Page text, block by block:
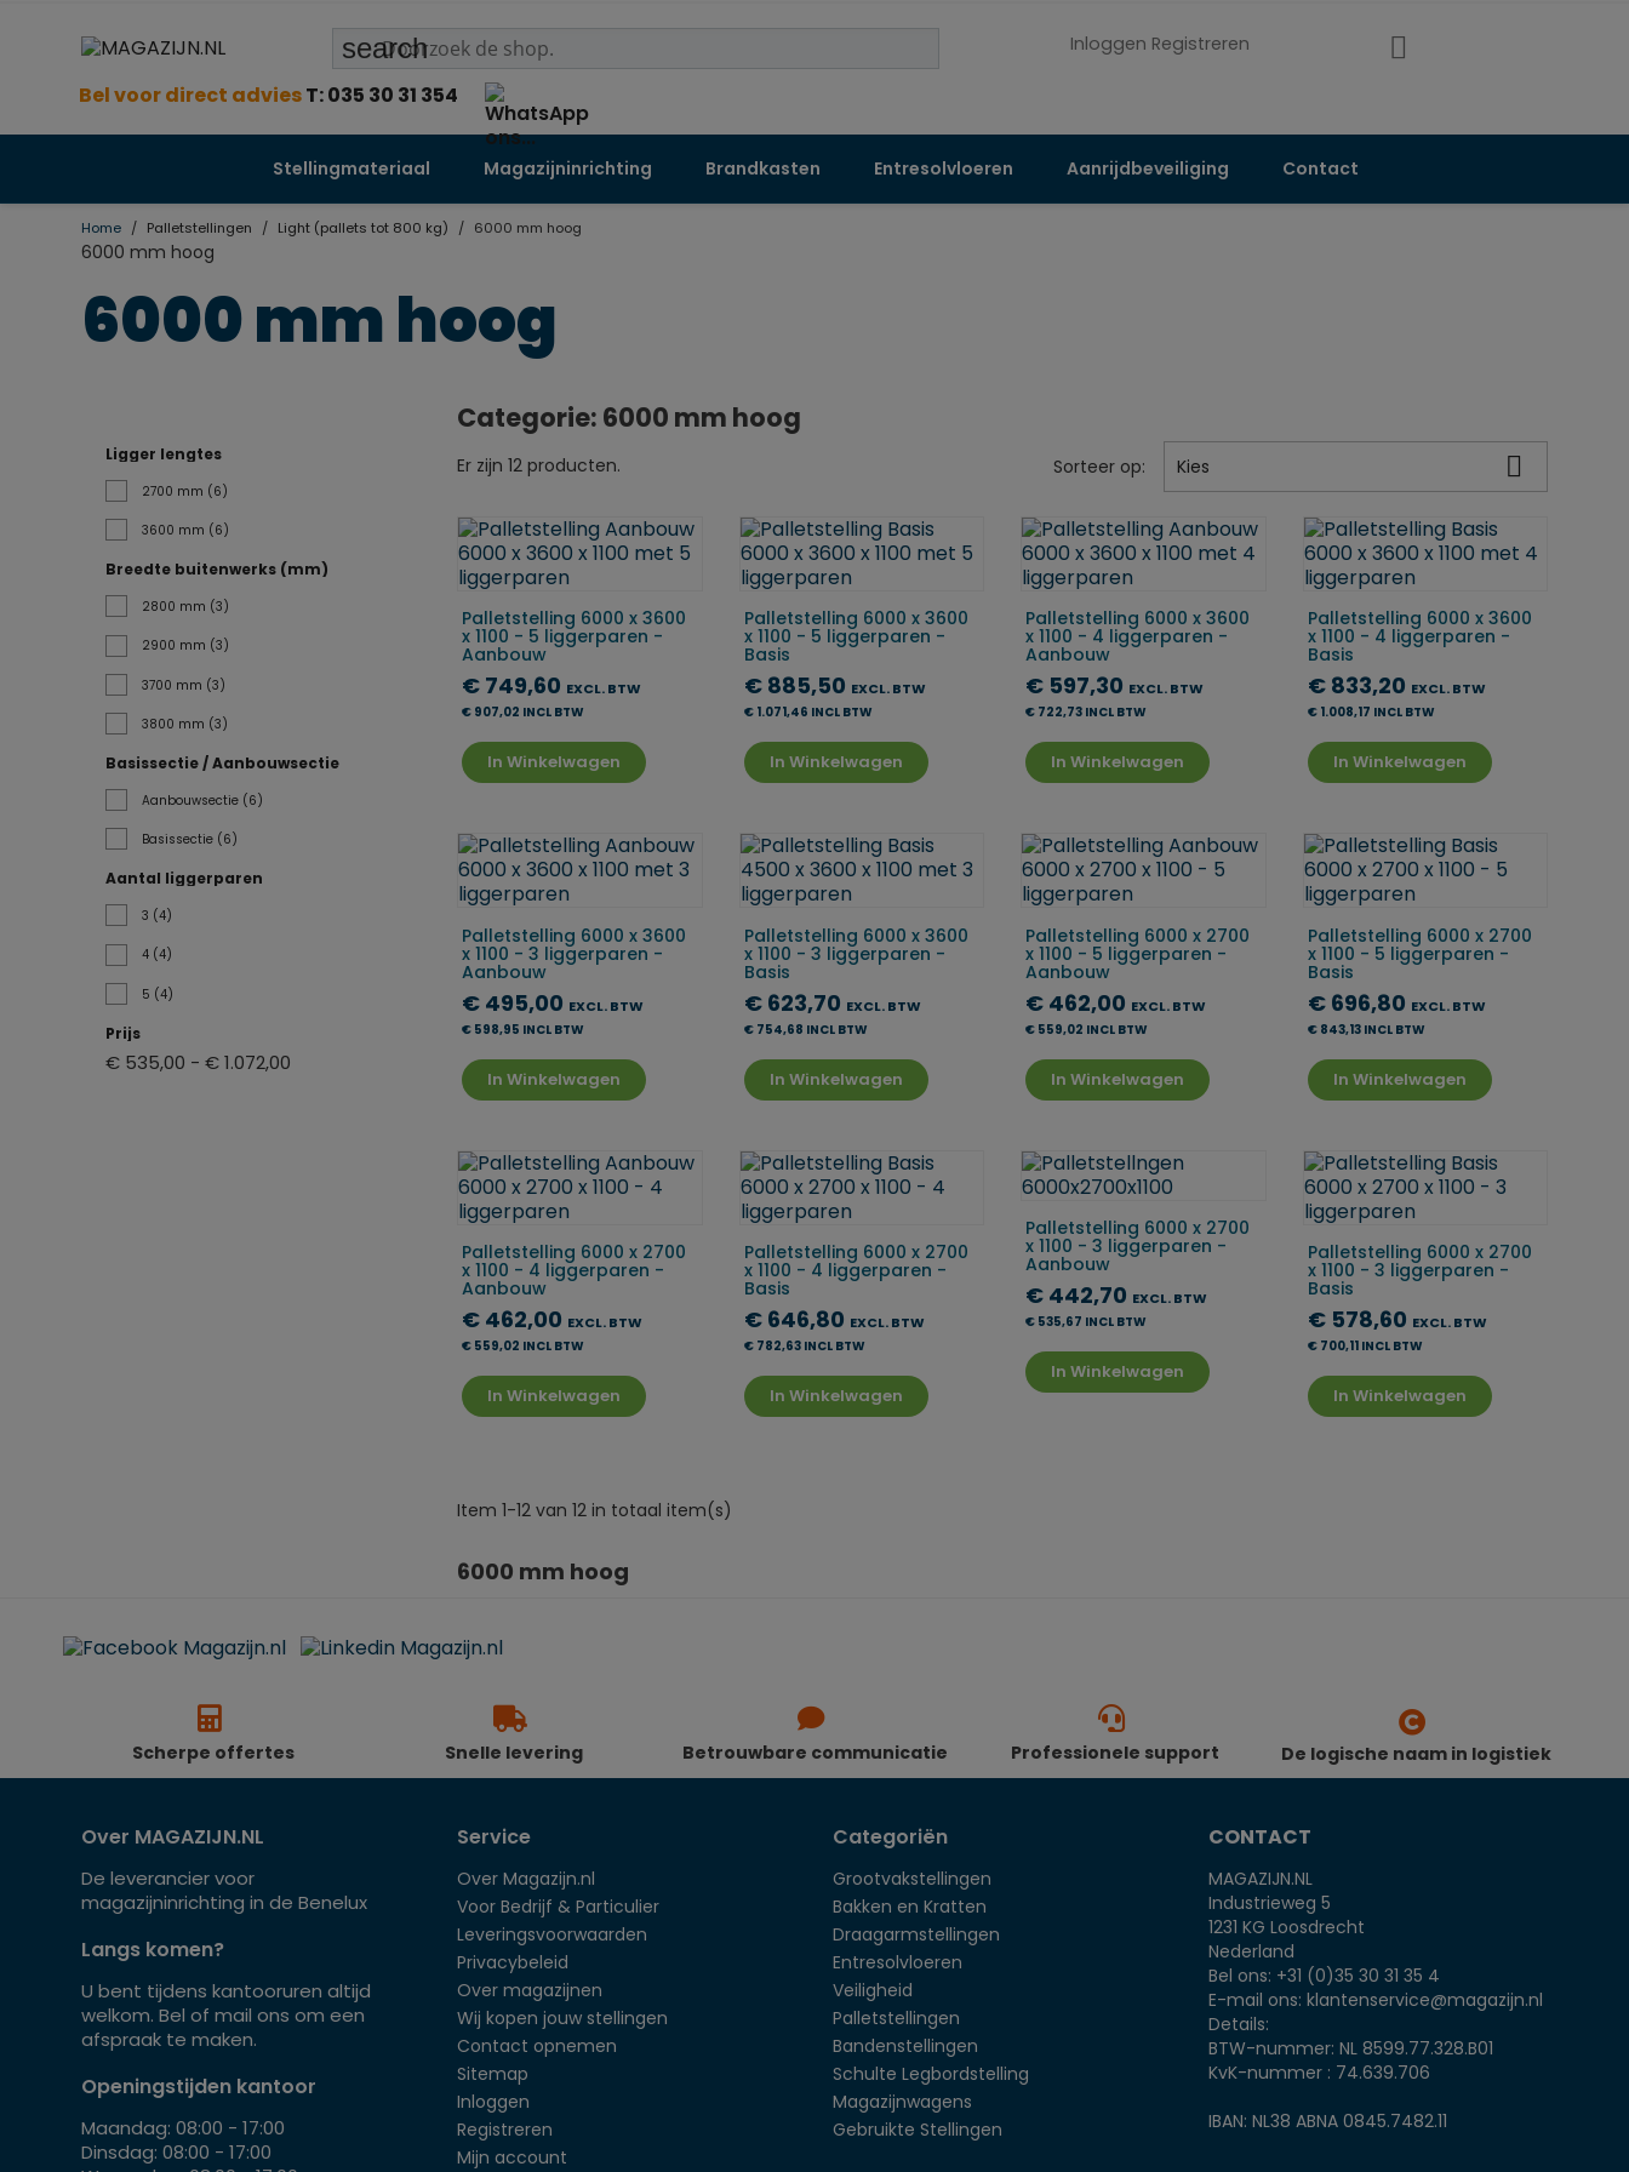
search Inloggen Registreren
Bel voor direct adviesT: 035 30 31 354
Stellingmateriaal Magazijninrichting Brandkasten Entresolvloeren Aanrijdbeveiliging Contact
Home Palletstellingen Light (pallets tot 800 kg) 6000 mm hoog
6000 mm hoog
6000 mm hoog
Ligger lengtes
2700 mm (6)
3600 mm (6)
Breedte buitenwerks (mm)
2800 mm (3)
2900 mm (3)
3700 mm (3)
3800 mm (3)
Basissectie / Aanbouwsectie
Aanbouwsectie (6)
Basissectie (6)
Aantal liggerparen
3 (4)
4 (4)
5 (4)
Prijs
€ 535,00 - € 1.072,00
Categorie: 6000 mm hoog
Er zijn 12 producten. Sorteer op: Kies 
Palletstelling 6000 x 3600
x 1100 - 5 liggerparen -
Aanbouw
€ 749,60 EXCL. BTW
€ 907,02 INCL BTW
In Winkelwagen
Palletstelling 6000 x 3600
x 1100 - 5 liggerparen -
Basis
€ 885,50 EXCL. BTW
€ 1.071,46 INCL BTW
In Winkelwagen
Palletstelling 6000 x 3600
x 1100 - 4 liggerparen -
Aanbouw
€ 597,30 EXCL. BTW
€ 722,73 INCL BTW
In Winkelwagen
Palletstelling 6000 x 3600
x 1100 - 4 liggerparen -
Basis
€ 833,20 EXCL. BTW
€ 1.008,17 INCL BTW
In Winkelwagen
Palletstelling 6000 x 3600
x 1100 - 3 liggerparen -
Aanbouw
€ 495,00 EXCL. BTW
€ 598,95 INCL BTW
In Winkelwagen
Palletstelling 6000 x 3600
x 1100 - 3 liggerparen -
Basis
€ 623,70 EXCL. BTW
€ 754,68 INCL BTW
In Winkelwagen
Palletstelling 6000 x 2700
x 1100 - 5 liggerparen -
Aanbouw
€ 462,00 EXCL. BTW
€ 559,02 INCL BTW
In Winkelwagen
Palletstelling 6000 x 2700
x 1100 - 5 liggerparen -
Basis
€ 696,80 EXCL. BTW
€ 843,13 INCL BTW
In Winkelwagen
Palletstelling 6000 x 2700
x 1100 - 4 liggerparen -
Aanbouw
€ 462,00 EXCL. BTW
€ 559,02 INCL BTW
In Winkelwagen
Palletstelling 6000 x 2700
x 1100 - 4 liggerparen -
Basis
€ 646,80 EXCL. BTW
€ 782,63 INCL BTW
In Winkelwagen
Palletstelling 6000 x 2700
x 1100 - 3 liggerparen -
Aanbouw
€ 442,70 EXCL. BTW
€ 535,67 INCL BTW
In Winkelwagen
Palletstelling 6000 x 2700
x 1100 - 3 liggerparen -
Basis
€ 578,60 EXCL. BTW
€ 700,11 INCL BTW
In Winkelwagen
Item 1-12 van 12 in totaal item(s)
6000 mm hoog
Scherpe offertes Snelle levering Betrouwbare communicatie Professionele support De logische naam in logistiek
Over MAGAZIJN.NL
De leverancier voor
magazijninrichting in de Benelux
Langs komen?
U bent tijdens kantooruren altijd
welkom. Bel of mail ons om een
afspraak te maken.
Openingstijden kantoor
Maandag: 08:00 - 17:00
Dinsdag: 08:00 - 17:00
Service
Over Magazijn.nl
Voor Bedrijf & Particulier
Leveringsvoorwaarden
Privacybeleid
Over magazijnen
Wij kopen jouw stellingen
Contact opnemen
Sitemap
Inloggen
Registreren
Mijn account
Categoriën
Grootvakstellingen
Bakken en Kratten
Draagarmstellingen
Entresolvloeren
Veiligheid
Palletstellingen
Bandenstellingen
Schulte Legbordstelling
Magazijnwagens
Gebruikte Stellingen
CONTACT
MAGAZIJN.NL
Industrieweg 5
1231 KG Loosdrecht
Nederland
Bel ons: +31 (0)35 30 31 35 4
E-mail ons: klantenservice@magazijn.nl
Details:
BTW-nummer: NL 8599.77.328.B01
KvK-nummer : 74.639.706
IBAN: NL38 ABNA 0845.7482.11